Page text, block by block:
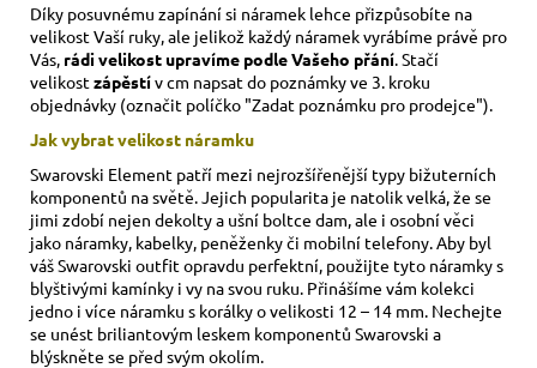
Díky posuvnému zapínání si náramek lehce přizpůsobíte na
velikost Vaší ruky, ale jelikož každý náramek vyrábíme právě pro
Vás, rádi velikost upravíme podle Vašeho přání . Stačí
velikostzápěstív cm napsat do poznámky ve 3. kroku
objednávky (označit políčko "Zadat poznámku pro prodejce").
Jak vybrat velikost náramku
Swarovski Element patří mezi nejrozšířenější typy bižuterních
komponentů na světě. Jejich popularita je natolik velká, že se
jimi zdobí nejen dekolty a ušní boltce dam, ale i osobní věci
jako náramky, kabelky, peněženky či mobilní telefony. Aby byl
váš Swarovski outfit opravdu perfektní, použijte tyto náramky s
blyštivými kamínky i vy na svou ruku. Přinášíme vám kolekci
jedno i více náramku s korálky o velikosti 12 – 14 mm. Nechejte
se unést briliantovým leskem komponentů Swarovski a
blýskněte se před svým okolím.